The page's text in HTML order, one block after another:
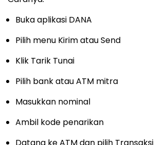
Buka aplikasi DANA
Pilih menu Kirim atau Send
Klik Tarik Tunai
Pilih bank atau ATM mitra
Masukkan nominal
Ambil kode penarikan